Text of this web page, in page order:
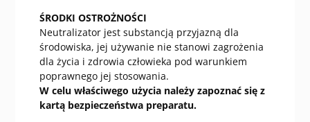
ŚRODKI OSTROŻNOŚCI
Neutralizator jest substancją przyjazną dla
środowiska, jej używanie nie stanowi zagrożenia
dla życia i zdrowia człowieka pod warunkiem
poprawnego jej stosowania.
W celu właściwego użycia należy zapoznać się z
kartą bezpieczeństwa preparatu.